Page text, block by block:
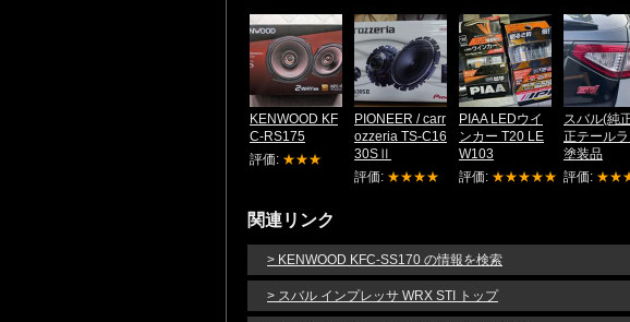
KENWOOD KF
C-RS175
評価: ★★★
PIONEER / carr
ozzeria TS-C16
30SⅡ
評価: ★★★★
PIAA LEDウイ
ンカー T20 LE
W103
評価: ★★★★★
スバル(純
正テール
塗装品
評価:
関連リンク
> KENWOOD KFC-SS170 の情報を検索
> スバル インプレッサ WRX STI トップ